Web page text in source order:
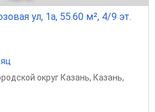
ул, 1а, 55.60 м², 4/9 эт.
округ Казань, Казань,